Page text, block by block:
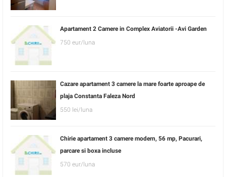
Apartament 2 Camere in Complex Aviatorii -Avi Garden
750 eur/luna
Cazare apartament 3 camere la mare foarte aproape de
plaja Constanta Faleza Nord
550 lei/luna
Chirie apartament 3 camere modern, 56 mp, Pacurari,
parcare si boxa incluse
570 eur/luna